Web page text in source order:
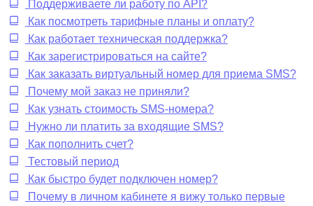
Поддерживаете ли работу по API?
Как посмотреть тарифные планы и оплату?
Как работает техническая поддержка?
Как зарегистрироваться на сайте?
Как заказать виртуальный номер для приема SMS?
Почему мой заказ не приняли?
Как узнать стоимость SMS-номера?
Нужно ли платить за входящие SMS?
Как пополнить счет?
Тестовый период
Как быстро будет подключен номер?
Почему в личном кабинете я вижу только первые